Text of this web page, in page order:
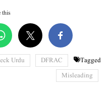
Tagged
DFRAC
Urdu
Misleading